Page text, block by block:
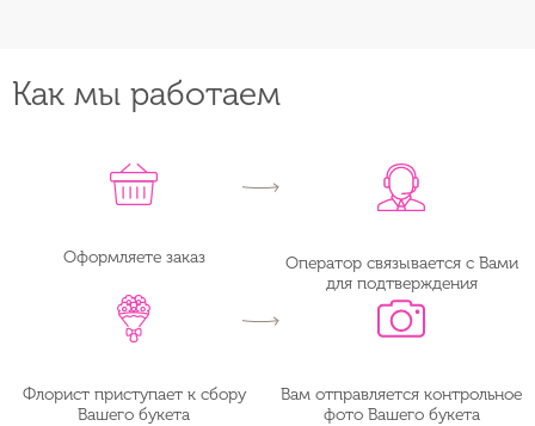
Как мы работаем
Оформляете заказ
Оператор связывается с Вами
для подтверждения
Флорист приступает к сбору
Вашего букета
Вам отправляется контрольное
фото Вашего букета